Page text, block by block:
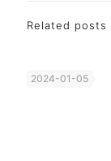
Related posts
2024-01-05